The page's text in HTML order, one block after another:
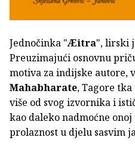
Jednočinka "Æitra", lirski
Preuzimajući osnovnu
motiva za indijske autore,
Mahabharate, Tagore
više od svog izvornika i
kao daleko nadmoćne
prolaznost u djelu sasvim